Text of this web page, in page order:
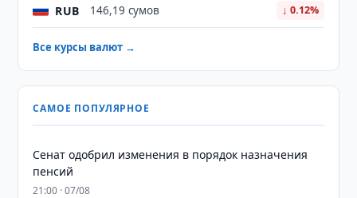
RUB 146,19 сумов ↓ 0.12%
Все курсы валют →
САМОЕ ПОПУЛЯРНОЕ
Сенат одобрил изменения в порядок назначения
пенсий
21:00 · 07/08